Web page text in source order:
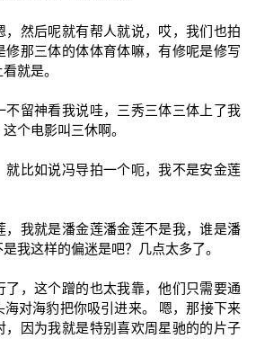
，然后呢就有帮人就说，哎，我们也拍
修那三体的体体育体嘛，有修呢是修写
就是。
不留神看我说哇，三秀三体三体上了我
个电影叫三休啊。
就比如说冯导拍一个呃，我不是安金莲
，我就是潘金莲潘金莲不是我，谁是潘
我这样的偏迷是吧？几点太多了。
了，这个蹭的也太我靠，他们只需要通
对海豹把你吸引进来。 嗯，那接下来
，因为我就是特别喜欢周星驰的的片子